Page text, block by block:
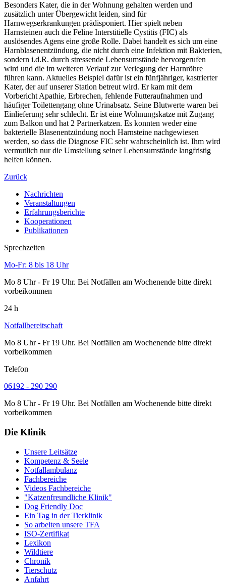
Besonders Kater, die in der Wohnung gehalten werden und
zusätzlich unter Übergewicht leiden, sind für
Harnwegserkrankungen prädisponiert. Hier spielt neben
Harnsteinen auch die Feline Interstitielle Cystitis (FIC) als
auslösendes Agens eine große Rolle. Dabei handelt es sich um eine
Harnblasenentzündung, die nicht durch eine Infektion mit Bakterien,
sondern i.d.R. durch stressende Lebensumstände hervorgerufen
wird und die im weiteren Verlauf zur Verlegung der Harnröhre
führen kann. Aktuelles Beispiel dafür ist ein fünfjähriger, kastrierter
Kater, der auf unserer Station betreut wird. Er kam mit dem
Vorbericht Apathie, Erbrechen, fehlende Futteraufnahmen und
häufiger Toilettengang ohne Urinabsatz. Seine Blutwerte waren bei
Einlieferung sehr schlecht. Er ist eine Wohnungskatze mit Zugang
zum Balkon und hat 2 Partnerkatzen. Es konnten weder eine
bakterielle Blasenentzündung noch Harnsteine nachgewiesen
werden, so dass die Diagnose FIC sehr wahrscheinlich ist. Ihm wird
vermutlich nur die Umstellung seiner Lebensumstände langfristig
helfen können.
Zurück
Nachrichten
Veranstaltungen
Erfahrungsberichte
Kooperationen
Publikationen
Sprechzeiten
Mo-Fr: 8 bis 18 Uhr
Mo 8 Uhr - Fr 19 Uhr. Bei Notfällen am Wochenende bitte direkt
vorbeikommen
24 h
Notfallbereitschaft
Mo 8 Uhr - Fr 19 Uhr. Bei Notfällen am Wochenende bitte direkt
vorbeikommen
Telefon
06192 - 290 290
Mo 8 Uhr - Fr 19 Uhr. Bei Notfällen am Wochenende bitte direkt
vorbeikommen
Die Klinik
Unsere Leitsätze
Kompetenz & Seele
Notfallambulanz
Fachbereiche
Videos Fachbereiche
"Katzenfreundliche Klinik"
Dog Friendly Doc
Ein Tag in der Tierklinik
So arbeiten unsere TFA
ISO-Zertifikat
Lexikon
Wildtiere
Chronik
Tierschutz
Anfahrt